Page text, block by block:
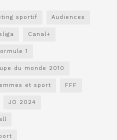
sportif Audiences
Canal+
1
du monde 2010
et sport FFF
JO 2024